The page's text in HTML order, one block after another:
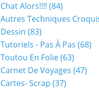
Chat Alors!!!! (84)
Autres Techniques
Dessin (83)
Tutoriels - Pas À Pas (68)
Toutou En Folie(63)
Carnet De Voyages (47)
Cartes- Scrap (37)